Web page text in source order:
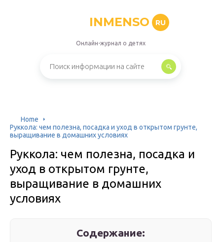
INMENSO RU
Онлайн-журнал о детях
Home
Руккола: чем полезна, посадка и уход в открытом грунте,
выращивание в домашних условиях
Руккола: чем полезна, посадка и
уход в открытом грунте,
выращивание в домашних
условиях
Содержание: